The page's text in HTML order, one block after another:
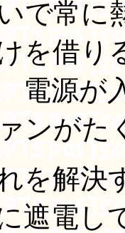
で常に
を借り
電源が
ンがた
を解決
遮電し